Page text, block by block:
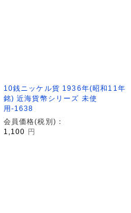
10銭ニッケル貨 1936年(昭和11年
銘) 近海貨幣シリーズ 未使
用-1638
会員価格(税別)：
1,100
円